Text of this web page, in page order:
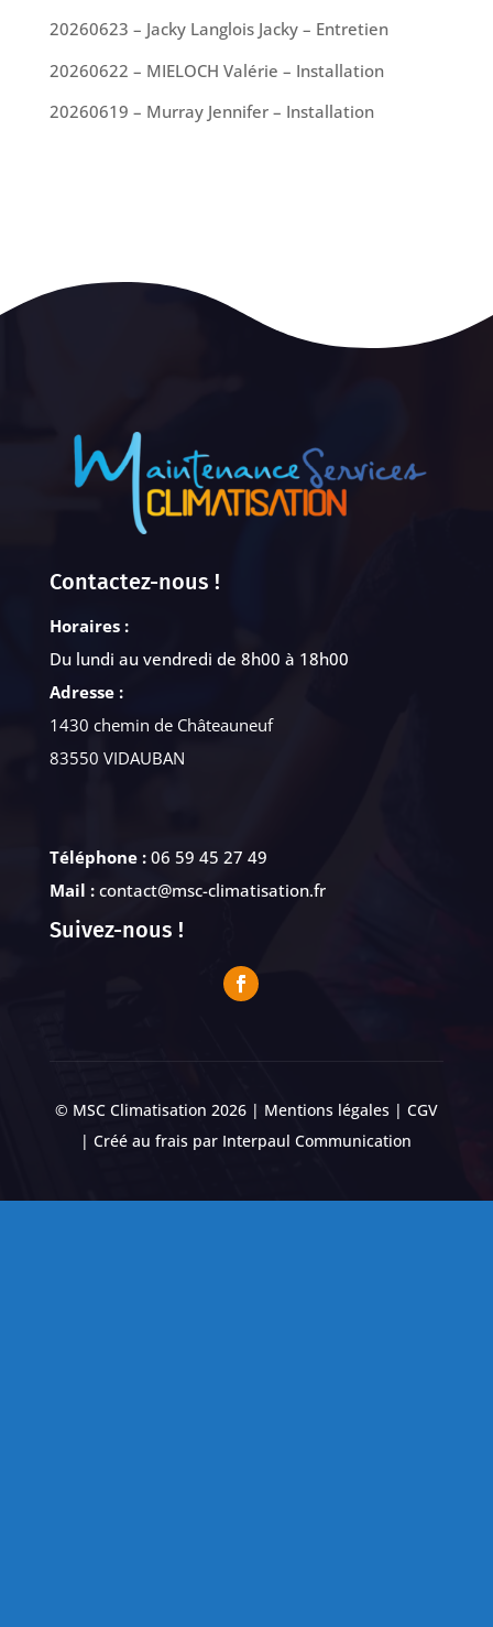
20260623 – Jacky Langlois Jacky – Entretien
20260622 – MIELOCH Valérie – Installation
20260619 – Murray Jennifer – Installation
Contactez-nous !
Horaires :
Du lundi au vendredi de 8h00 à 18h00
Adresse :
1430 chemin de Châteauneuf
83550 VIDAUBAN
Téléphone : 06 59 45 27 49
Mail :contact@msc-climatisation.fr
Suivez-nous !
© MSC Climatisation 2026 | Mentions légales| CGV
| Créé au frais par Interpaul Communication